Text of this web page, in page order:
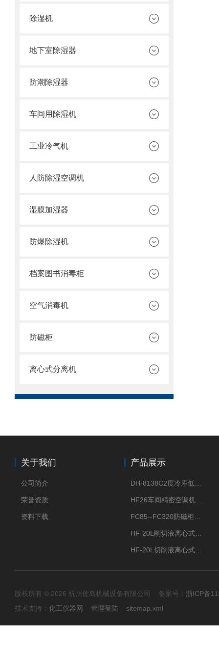
除湿机
地下室除湿器
防潮除湿器
车间用除湿机
工业冷气机
人防除湿空调机
湿膜加湿器
防爆除湿机
档案图书消毒柜
空气消毒机
防磁柜
离心式分离机
关于我们
公司简介
荣誉资质
资料下载
产品展示
版权所有 © 2026 杭州佐岛机械设备有限公司 备案号： 浙ICP备
技术支持： 化工仪器网 管理登陆 sitemap.xml